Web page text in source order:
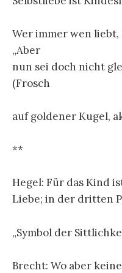
Wer immer wen liebt,
„Aber
nun sei doch nicht
(Frosch
auf goldener Kugel,
**
Hegel: Für das Kind
Liebe; in der dritten
„Symbol der
Brecht: Wo aber